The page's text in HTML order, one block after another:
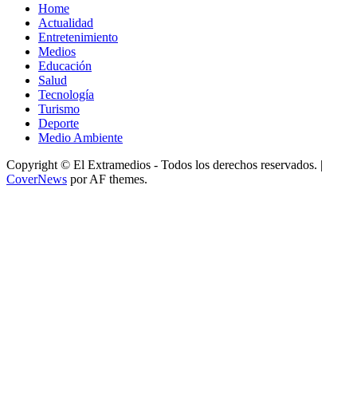
Home
Actualidad
Entretenimiento
Medios
Educación
Salud
Tecnología
Turismo
Deporte
Medio Ambiente
Copyright © El Extramedios - Todos los derechos reservados. |
CoverNews por AF themes.